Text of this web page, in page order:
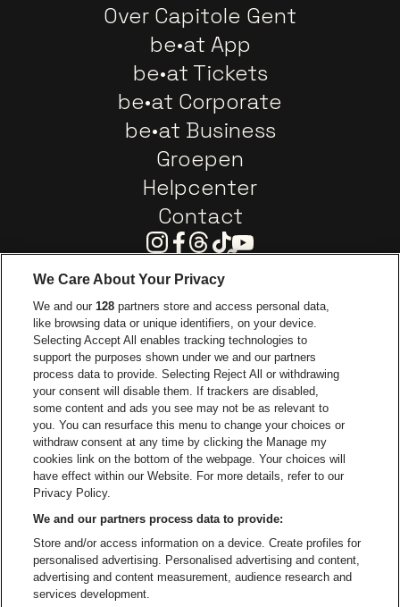
Over Capitole Gent
be•at App
be•at Tickets
be•at Corporate
be•at Business
Groepen
Helpcenter
Contact
Instagram
Facebook
Threads
TiktokYoutube
Ga naar de website van Europcar
Ga naar de
Ga naar de website van Coca-Cola
Ga naar de website van
Ga naar
Ga naar de website van Champagne
Ga naar de website
Ga naar de website van Het logo van
Ga naar de website
Ga naar de
Ga naar
Capitole Gent is een deel van be•at
Capitole Gent
Graaf Van Vlaanderenplein 5, 9000 Gent
Be-At Venues
Schijnpoortweg 119, 2170 Antwerpen
BTW (BE) 0461.051.688 - RPR Antwerpen
BNP Paribas Fortis - IBAN: BE93 2200 4925 0067 - BIC:
We Care About Your Privacy
We and our128 partners store and access personal data,
like browsing data or unique identifiers, on your device.
Selecting Accept All enables tracking technologies to
support the purposes shown under we and our partners
process data to provide. Selecting Reject All or withdrawing
your consent will disable them. If trackers are disabled,
some content and ads you see may not be as relevant to
you. You can resurface this menu to change your choices or
withdraw consent at any time by clicking the Manage my
cookies link on the bottom of the webpage. Your choices will
have effect within our Website. For more details, refer to our
Privacy Policy.
We and our partners process data to provide:
Store and/or access information on a device. Create profiles for
personalised advertising. Personalised advertising and content,
advertising and content measurement, audience research and
services development.